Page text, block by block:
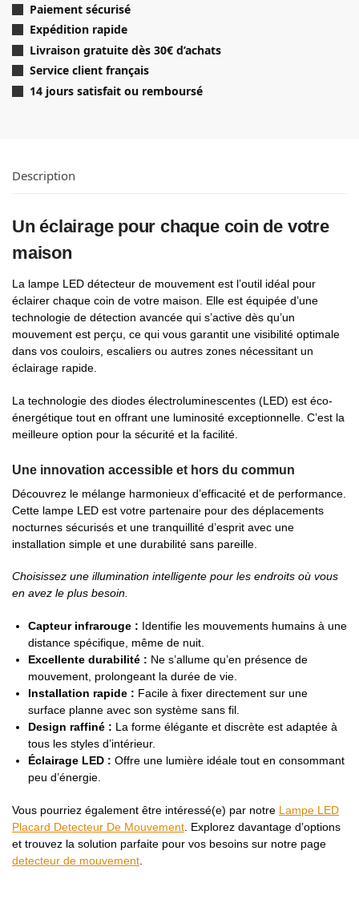
Paiement sécurisé
Expédition rapide
Livraison gratuite dès 30€ d’achats
Service client français
14 jours satisfait ou remboursé
Description
Un éclairage pour chaque coin de votre
maison
La lampe LED détecteur de mouvement est l’outil idéal pour
éclairer chaque coin de votre maison. Elle est équipée d’une
technologie de détection avancée qui s’active dès qu’un
mouvement est perçu, ce qui vous garantit une visibilité optimale
dans vos couloirs, escaliers ou autres zones nécessitant un
éclairage rapide.
La technologie des diodes électroluminescentes (LED) est éco-
énergétique tout en offrant une luminosité exceptionnelle. C’est la
meilleure option pour la sécurité et la facilité.
Une innovation accessible et hors du commun
Découvrez le mélange harmonieux d’efficacité et de performance.
Cette lampe LED est votre partenaire pour des déplacements
nocturnes sécurisés et une tranquillité d’esprit avec une
installation simple et une durabilité sans pareille.
Choisissez une illumination intelligente pour les endroits où vous
en avez le plus besoin.
Capteur infrarouge : Identifie les mouvements humains à une
distance spécifique, même de nuit.
Excellente durabilité : Ne s’allume qu’en présence de
mouvement, prolongeant la durée de vie.
Installation rapide : Facile à fixer directement sur une
surface planne avec son système sans fil.
Design raffiné : La forme élégante et discrète est adaptée à
tous les styles d’intérieur.
Éclairage LED : Offre une lumière idéale tout en consommant
peu d’énergie.
Vous pourriez également être intéressé(e) par notre Lampe LED
Placard Detecteur De Mouvement . Explorez davantage d’options
et trouvez la solution parfaite pour vos besoins sur notre page
detecteur de mouvement